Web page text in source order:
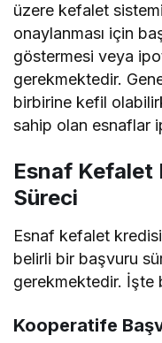
üzere kefalet
onaylanması için
göstermesi veya
gerekmektedir.
birbirine kefil
sahip olan esnaflar
Esnaf Kefalet
Süreci
Esnaf kefalet
belirli bir başvuru
gerekmektedir. İşte
Kooperatife